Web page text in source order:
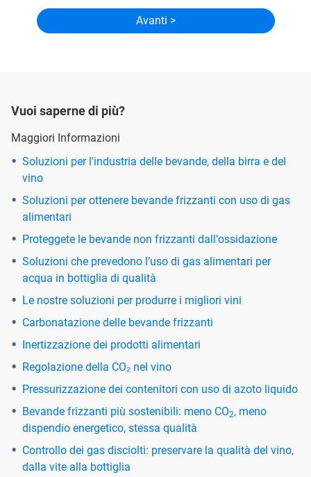
Vuoi saperne di più?
Maggiori Informazioni
Soluzioni per l'industria delle bevande, della birra e del
vino
Soluzioni per ottenere bevande frizzanti con uso di gas
alimentari
Proteggete le bevande non frizzanti dall'ossidazione
Soluzioni che prevedono l’uso di gas alimentari per
acqua in bottiglia di qualità
Le nostre soluzioni per produrre i migliori vini
Carbonatazione delle bevande frizzanti
Inertizzazione dei prodotti alimentari
Regolazione della CO₂ nel vino
Pressurizzazione dei contenitori con uso di azoto liquido
Bevande frizzanti più sostenibili: meno CO2, meno
dispendio energetico, stessa qualità
Controllo dei gas disciolti: preservare la qualità del vino,
dalla vite alla bottiglia